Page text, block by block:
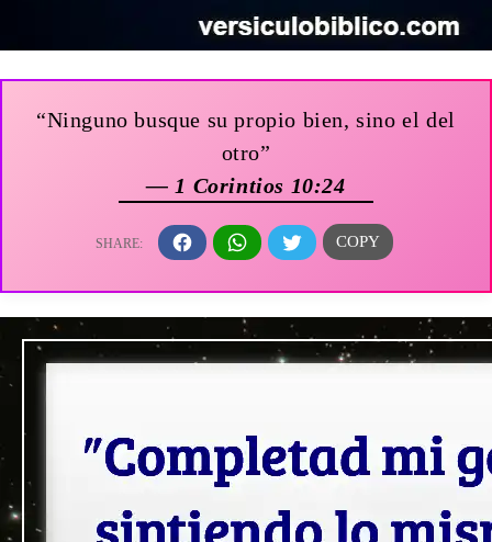
“Ninguno busque su propio bien, sino el del
otro”
— 1 Corintios 10:24